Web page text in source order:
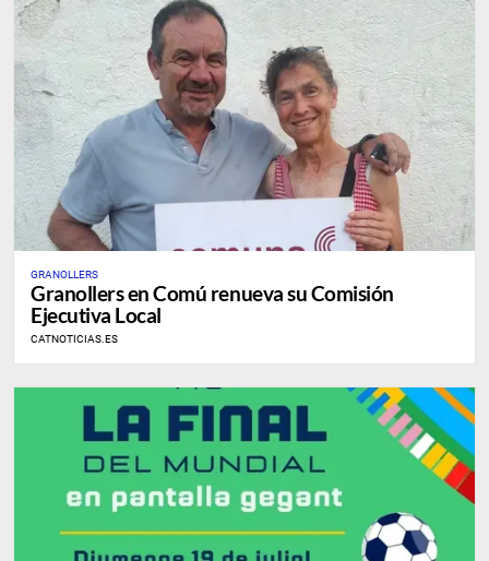
GRANOLLERS
Granollers en Comú renueva su Comisión
Ejecutiva Local
CATNOTICIAS.ES